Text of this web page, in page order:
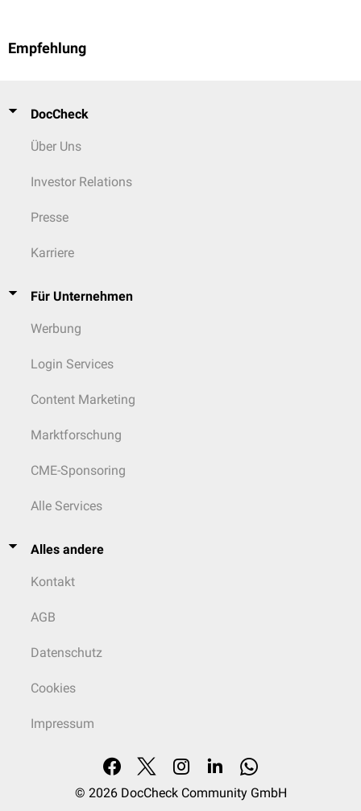
Empfehlung
DocCheck
Über Uns
Investor Relations
Presse
Karriere
Für Unternehmen
Werbung
Login Services
Content Marketing
Marktforschung
CME-Sponsoring
Alle Services
Alles andere
Kontakt
AGB
Datenschutz
Cookies
Impressum
© 2026 DocCheck Community GmbH